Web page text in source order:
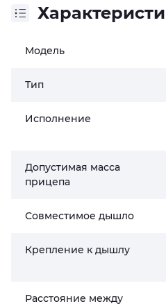
Модель
Тип
Исполнение
Допустимая масса
прицепа
Совместимое дышло
Крепление к дышлу
Расстояние между